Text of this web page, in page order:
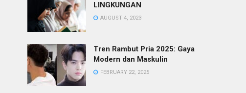
LINGKUNGAN
AUGUST 4, 2023
Tren Rambut Pria 2025: Gaya
Modern dan Maskulin
FEBRUARY 22, 2025